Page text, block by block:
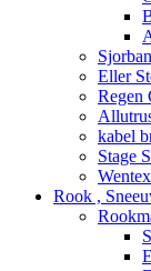
Eller
Regen
kabel
Stage
Rook ,